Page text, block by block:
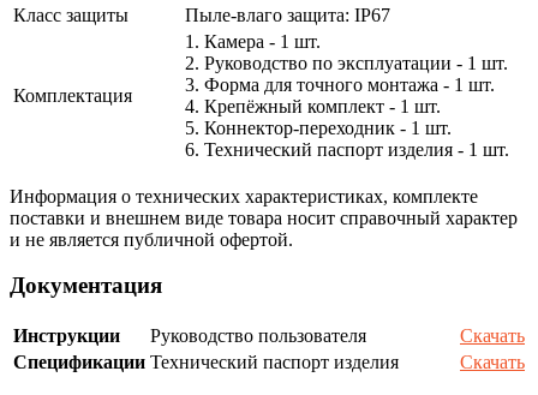
Класс защиты
Пыле-влаго защита: IP67
Комплектация
1. Камера - 1 шт.
2. Руководство по эксплуатации - 1 шт.
3. Форма для точного монтажа - 1 шт.
4. Крепёжный комплект - 1 шт.
5. Коннектор-переходник - 1 шт.
6. Технический паспорт изделия - 1 шт.
Информация о технических характеристиках, комплекте
поставки и внешнем виде товара носит справочный характер
и не является публичной офертой.
Документация
Инструкции Руководство пользователя
Скачать
Спецификации Технический паспорт изделия Скачать